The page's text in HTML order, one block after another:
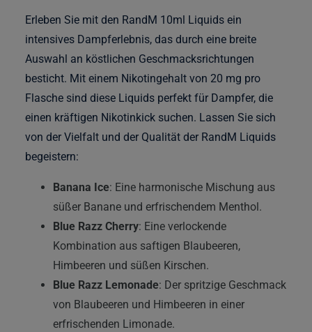
Erleben Sie mit den RandM 10ml Liquids ein
intensives Dampferlebnis, das durch eine breite
Auswahl an köstlichen Geschmacksrichtungen
besticht. Mit einem Nikotingehalt von 20 mg pro
Flasche sind diese Liquids perfekt für Dampfer, die
einen kräftigen Nikotinkick suchen. Lassen Sie sich
von der Vielfalt und der Qualität der RandM Liquids
begeistern:
Banana Ice: Eine harmonische Mischung aus
süßer Banane und erfrischendem Menthol.
Blue Razz Cherry: Eine verlockende
Kombination aus saftigen Blaubeeren,
Himbeeren und süßen Kirschen.
Blue Razz Lemonade: Der spritzige Geschmack
von Blaubeeren und Himbeeren in einer
erfrischenden Limonade.